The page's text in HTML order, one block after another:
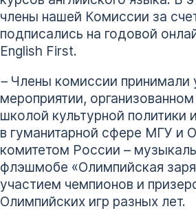
члены нашей Комиссии за
подписались на годовой
English First.
–Члены комиссии принимали
мероприятии,
школой культурной политики
в гуманитарной сфере МГУ и
комитетом России –
флэшмобе «Олимпийская
участием чемпионов и
Олимпийских игр разных лет.